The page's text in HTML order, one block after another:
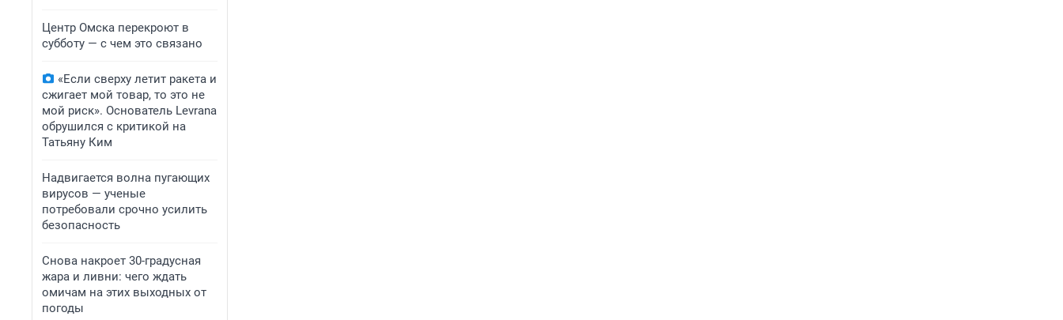
Центр Омска перекроют в
субботу — с чем это связано
«Если сверху летит ракета и
сжигает мой товар, то это не
мой риск». Основатель Levrana
обрушился с критикой на
Татьяну Ким
Надвигается волна пугающих
вирусов — ученые
потребовали срочно усилить
безопасность
Снова накроет 30-градусная
жара и ливни: чего ждать
омичам на этих выходных от
погоды